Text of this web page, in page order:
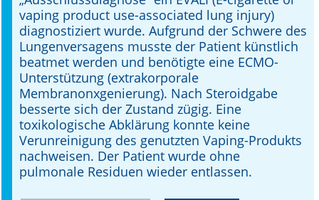
Stellenmarkt
Kongresskalender
vaping product use-associated lung injury)
diagnostiziert wurde. Aufgrund der Schwere des
Lungenversagens musste der Patient künstlich
beatmet werden und benötigte eine ECMO-
Unterstützung (extrakorporale
Membranonxgenierung). Nach Steroidgabe
besserte sich der Zustand zügig. Eine
toxikologische Abklärung konnte keine
Verunreinigung des genutzten Vaping-Produkts
nachweisen. Der Patient wurde ohne
pulmonale Residuen wieder entlassen.